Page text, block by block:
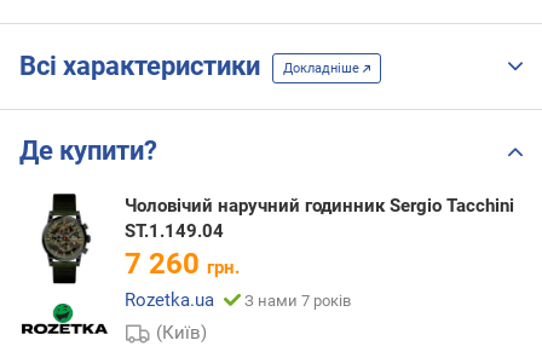
Всі характеристики Докладніше
Де купити?
Чоловічий наручний годинник Sergio Tacchini
ST.1.149.04
7 260 грн.
Rozetka.ua
З нами 7 років
(Київ)